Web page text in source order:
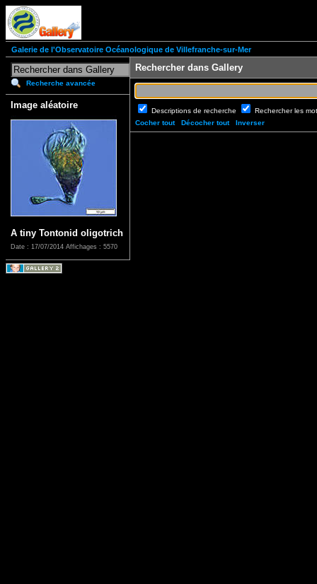
Galerie de l'Observatoire Océanologique de Villefranche-sur-Mer
Recherche avancée
Image aléatoire
A tiny Tontonid oligotrich
Date : 17/07/2014 Affichages : 5570
Rechercher dans Gallery
Descriptions de recherche
Rechercher les
Cocher tout
Décocher tout Inverser